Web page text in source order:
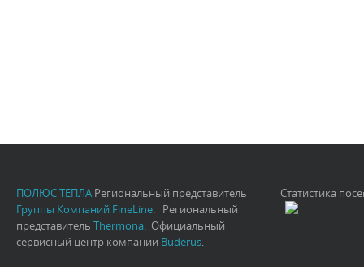
ПОЛЮС ТЕПЛА Региональный представитель
Группы Компаний FineLine. Региональный
представитель Thermona. Официальный
сервисный центр компании Buderus.
Статистика